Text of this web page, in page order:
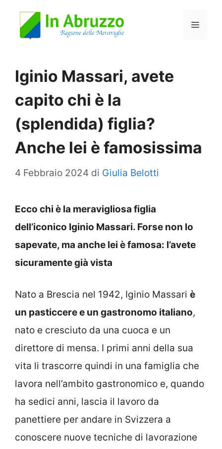
Menu
Iginio Massari, avete
capito chi è la
(splendida) figlia?
Anche lei è famosissima
4 Febbraio 2024 di Giulia Belotti
Ecco chi è la meravigliosa figlia
dell’iconico Iginio Massari. Forse non lo
sapevate, ma anche lei è famosa: l’avete
sicuramente già vista
Nato a Brescia nel 1942, Iginio Massari è
un pasticcere e un gastronomo italiano,
nato e cresciuto da una cuoca e un
direttore di mensa. I primi anni della sua
vita li trascorre quindi in una famiglia che
lavora nell’ambito gastronomico e, quando
ha sedici anni, lascia il lavoro da
panettiere per andare in Svizzera a
conoscere nuove tecniche di lavorazione